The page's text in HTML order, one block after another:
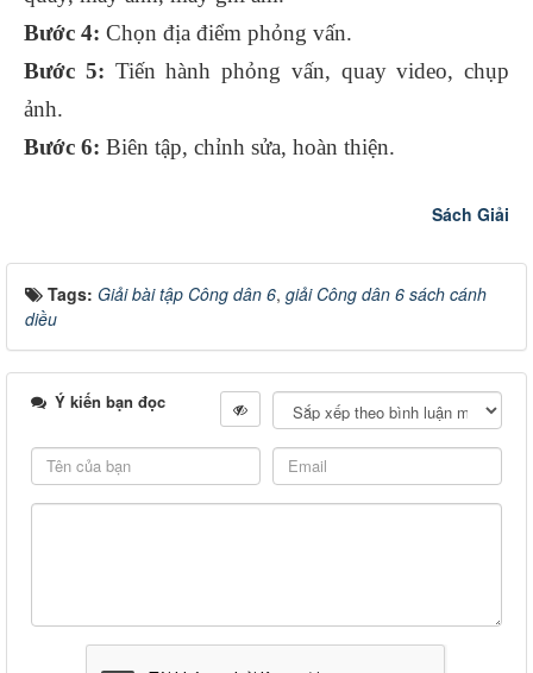
Bước 4: Chọn địa điểm phỏng vấn.
Bước 5: Tiến hành phỏng vấn, quay video, chụp
ảnh.
Bước 6: Biên tập, chỉnh sửa, hoàn thiện.
Sách Giải
Tags: Giải bài tập Công dân 6, giải Công dân 6 sách cánh
diều
Ý kiến bạn đọc